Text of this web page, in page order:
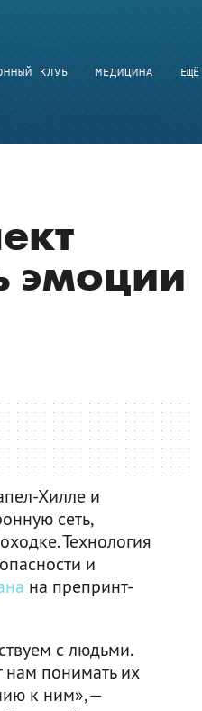
ЕЩЁ
КЛУБ МЕДИЦИНА
эмоции
Хилле и
сеть,
Технология
и
на препринт-
с людьми.
понимать их
к ним», —